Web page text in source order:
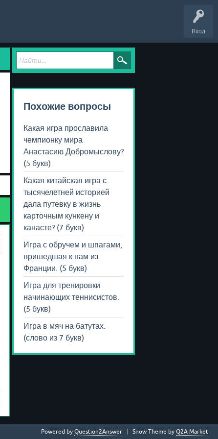
Вход
Похожие вопросы
Какая игра прославила
чемпионку мира
Анастасию Добромыслову?
(5 букв)
Какая китайская игра с
тысячелетней историей
дала путевку в жизнь
карточным кункену и
канасте? (7 букв)
Игра с обручем и шпагами,
пришедшая к нам из
Франции. (5 букв)
Игра для тренировки
начинающих теннисистов.
(5 букв)
Игра в мяч на батутах.
(слово из 7 букв)
Snow Theme by Q2A Market
Powered by Question2Answer